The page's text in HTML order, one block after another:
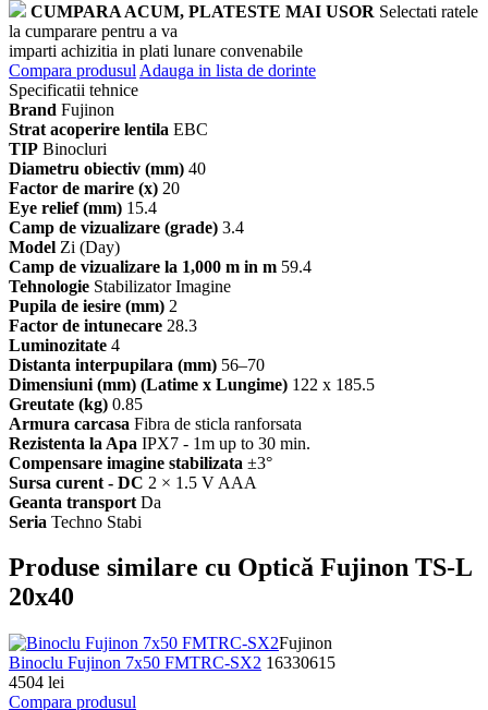
CUMPARA ACUM, PLATESTE MAI USOR Selectati ratele
la cumparare pentru a va
imparti achizitia in plati lunare convenabile
Compara produsul Adauga in lista de dorinte
Specificatii tehnice
Brand Fujinon
Strat acoperire lentila EBC
TIP Binocluri
Diametru obiectiv (mm) 40
Factor de marire (x) 20
Eye relief (mm) 15.4
Camp de vizualizare (grade) 3.4
Model Zi (Day)
Camp de vizualizare la 1,000 m in m 59.4
Tehnologie Stabilizator Imagine
Pupila de iesire (mm) 2
Factor de intunecare 28.3
Luminozitate 4
Distanta interpupilara (mm) 56–70
Dimensiuni (mm) (Latime x Lungime) 122 x 185.5
Greutate (kg) 0.85
Armura carcasa Fibra de sticla ranforsata
Rezistenta la Apa IPX7 - 1m up to 30 min.
Compensare imagine stabilizata ±3°
Sursa curent - DC 2 × 1.5 V AAA
Geanta transport Da
Seria Techno Stabi
Produse similare cu Optică Fujinon TS-L
20x40
Fujinon
Binoclu Fujinon 7x50 FMTRC-SX2 16330615
4504 lei
Compara produsul